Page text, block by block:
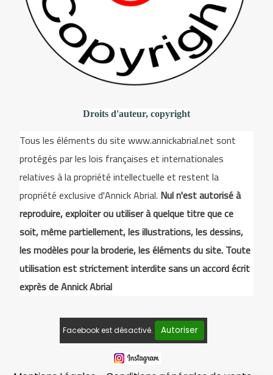
Droits d'auteur, copyright
Tous les éléments du site www.annickabrial.net sont
protégés par les lois françaises et internationales
relatives à la propriété intellectuelle et restent la
propriété exclusive d'Annick Abrial. Nul n'est autorisé à
reproduire, exploiter ou utiliser à quelque titre que ce
soit, même partiellement, les illustrations, les dessins,
les modèles pour la broderie, les éléments du site. Toute
utilisation est strictement interdite sans un accord écrit
exprès de Annick Abrial
Facebook est désactivé. Autoriser